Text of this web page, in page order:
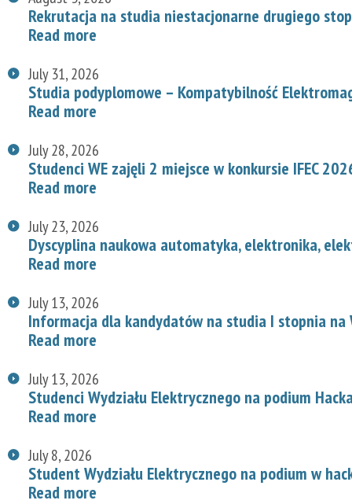
Rekrutacja na studia niestacjonarne drugiego
Read more
July 31, 2026
Studia podyplomowe – Kompatybilność
Read more
July 28, 2026
Studenci WE zajęli 2 miejsce w konkursie IFEC
Read more
July 23, 2026
Dyscyplina naukowa automatyka, elektronika,
Read more
July 13, 2026
Informacja dla kandydatów na studia I stopnia na
Read more
July 13, 2026
Studenci Wydziału Elektrycznego na podium
Read more
July 8, 2026
Student Wydziału Elektrycznego na podium w
Read more